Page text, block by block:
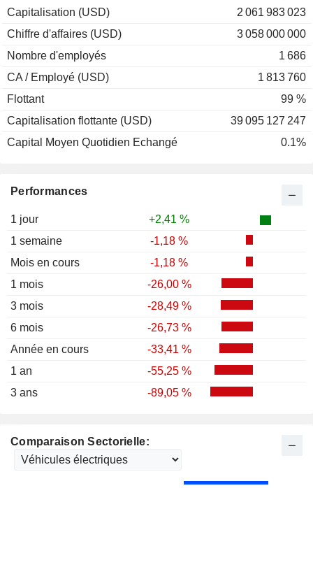
Performances
1 jour
+2,41 %
1 semaine
-1,18 %
Mois en cours
-1,18 %
1 mois
-26,00 %
3 mois
-28,49 %
6 mois
-26,73 %
Année en cours
-33,41 %
1 an
-55,25 %
3 ans
-89,05 %
Capitalisation (USD)
2 061 983 023
Chiffre d'affaires (USD)
3 058 000 000
Nombre d'employés
1 686
CA / Employé (USD)
1 813 760
Flottant
99 %
Capitalisation flottante (USD)
39 095 127 247
Capital Moyen Quotidien Echangé
0.1%
Comparaison Sectorielle: